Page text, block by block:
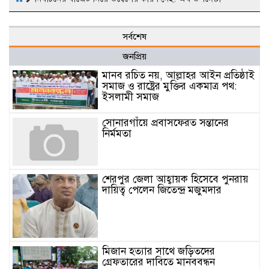
সর্বশেষ
জনপ্রিয়
মানব রচিত নয়, আল্লাহর আইন প্রতিষ্ঠাই
সমাজ ও রাষ্ট্রের মুক্তির একমাত্র পথ:
ইসলামী সমাজ
সোনারগাঁয়ে প্রবাসফেরত সন্তানের
নির্মমতা
শেরপুর জেলা আহ্বায়ক হিসেবে পুনরায়
দায়িত্ব পেলেন জিতেন্দ্র মজুমদার
মিজান হত্যার সাথে জড়িতদের
গ্রেফতারের দাবিতে মানববন্ধন